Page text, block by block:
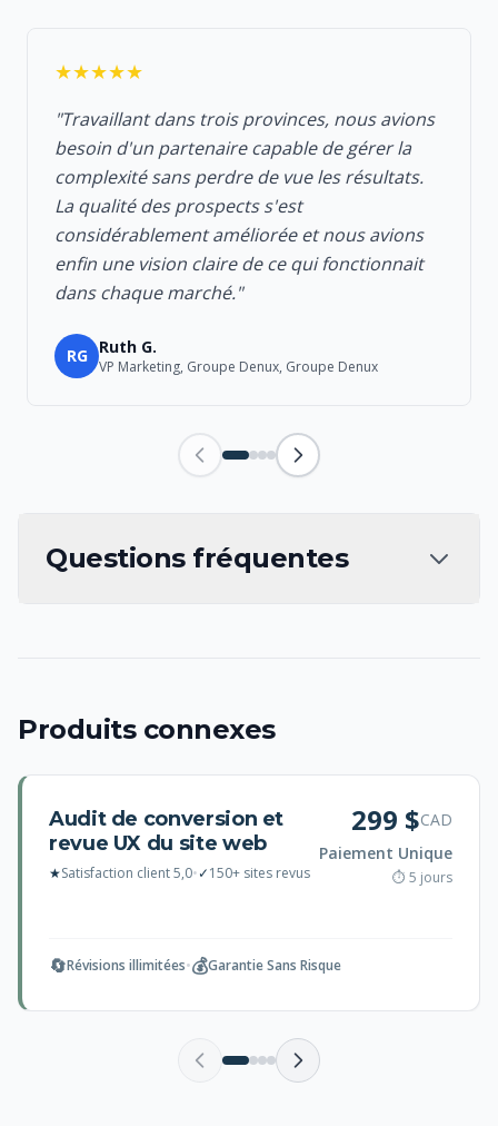
★★★★★
"Travaillant dans trois provinces, nous avions
besoin d'un partenaire capable de gérer la
complexité sans perdre de vue les résultats.
La qualité des prospects s'est
considérablement améliorée et nous avions
enfin une vision claire de ce qui fonctionnait
dans chaque marché."
RG Ruth G.
VP Marketing, Groupe Denux, Groupe Denux
Questions fréquentes
Produits connexes
Audit de conversion et
revue UX du site web
★Satisfaction client 5,0•✓150+ sites revus
299 $CAD
Paiement Unique
⏱ 5 jours
🔄Révisions illimitées•💰Garantie Sans Risque